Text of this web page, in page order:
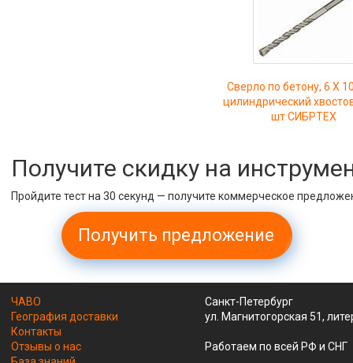
Сверло по бетону, 6 Х
цилиндрический
шт СИБРТЕХ
Получите скидку на
Пройдите тест на 30 секунд — получите коммерческое
Получить предложение
ЧАВО
География доставки
Контакты
Отзывы о нас
Санкт-Петербург
ул. Магнитогорская 51,
Работаем по всей РФ и СНГ